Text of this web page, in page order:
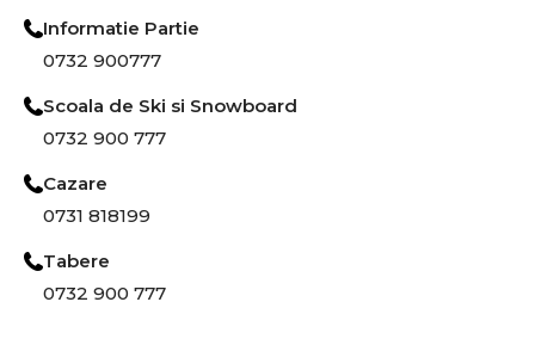
Informatie Partie
0732 900777
Scoala de Ski si Snowboard
0732 900 777
Cazare
0731 818199
Tabere
0732 900 777